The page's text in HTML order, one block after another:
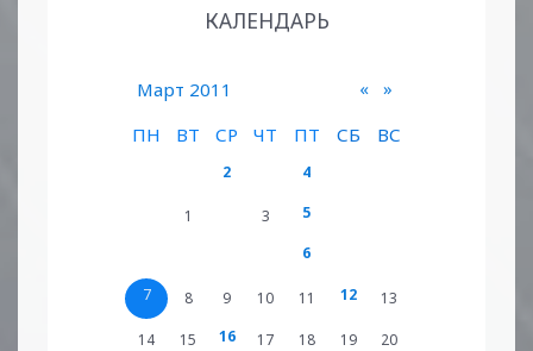
КАЛЕНДАРЬ
«
Март 2011
»
ПН
ВТ СР ЧТ ПТ СБ ВС
1
2
3
4
5
6
7 8 9 10 11 12 13
14 15 16 17 18 19 20